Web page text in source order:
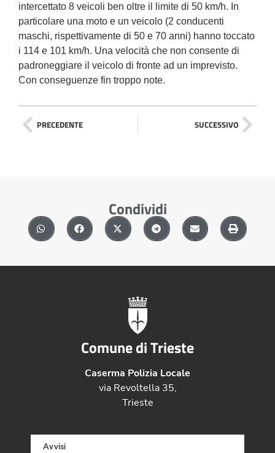
intercettato 8 veicoli ben oltre il limite di 50 km/h. In
particolare una moto e un veicolo (2 conducenti
maschi, rispettivamente di 50 e 70 anni) hanno toccato
i 114 e 101 km/h. Una velocità che non consente di
padroneggiare il veicolo di fronte ad un imprevisto.
Con conseguenze fin troppo note.
PRECEDENTE SUCCESSIVO
Condividi
Comune di Trieste
Caserma Polizia Locale
via Revoltella 35,
Trieste
Avvisi